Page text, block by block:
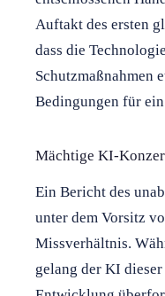
Auftakt des ersten
dass die
Schutzmaßnahmen
Bedingungen für
Mächtige KI-
Ein Bericht des
unter dem Vorsitz
Missverhältnis.
gelang der KI